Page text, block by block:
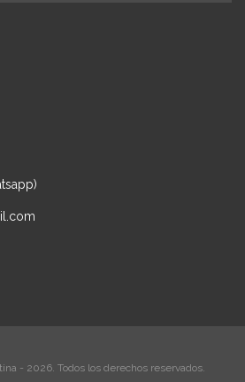
- 2026. Todos los derechos reservados.